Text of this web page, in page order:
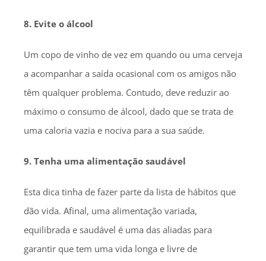
8. Evite o álcool
Um copo de vinho de vez em quando ou uma cerveja
a acompanhar a saída ocasional com os amigos não
têm qualquer problema. Contudo, deve reduzir ao
máximo o consumo de álcool, dado que se trata de
uma caloria vazia e nociva para a sua saúde.
9. Tenha uma alimentação saudável
Esta dica tinha de fazer parte da lista de hábitos que
dão vida. Afinal, uma alimentação variada,
equilibrada e saudável é uma das aliadas para
garantir que tem uma vida longa e livre de